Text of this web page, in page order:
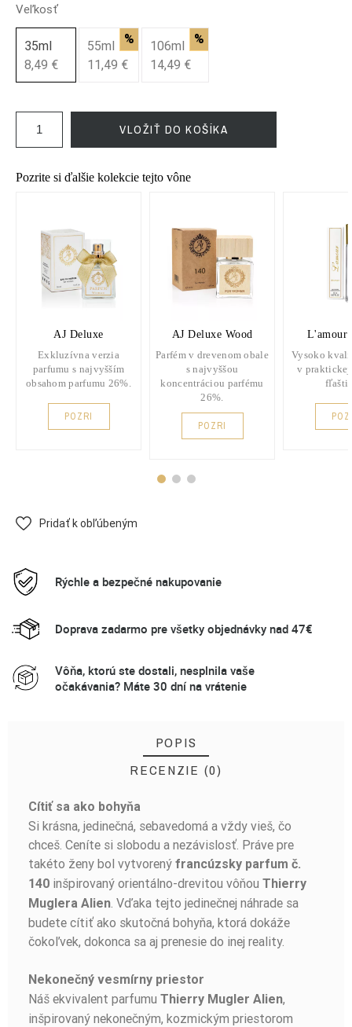
Veľkosť
35ml
8,49 €
55ml %
11,49 €
106ml %
14,49 €
VLOŽIŤ DO KOŠÍKA
Pozrite si ďalšie kolekcie tejto vône
AJ Deluxe
Exkluzívna verzia
parfumu s najvyšším
obsahom parfumu 26%.
POZRI
AJ Deluxe Wood
Parfém v drevenom obale
s najvyššou
koncentráciou parfému
26%.
POZRI
L'amour
Vysoko
v
Pridať k obľúbeným
Rýchle a bezpečné nakupovanie
Doprava zadarmo pre všetky objednávky nad 47€
Vôňa, ktorú ste dostali, nesplnila vaše
očakávania? Máte 30 dní na vrátenie
POPIS
RECENZIE (0)
Cítiť sa ako bohyňa
Si krásna, jedinečná, sebavedomá a vždy vieš, čo
chceš. Ceníte si slobodu a nezávislosť. Práve pre
takéto ženy bol vytvorený francúzsky parfum č.
140 inšpirovaný orientálno-drevitou vôňou Thierry
Muglera Alien . Vďaka tejto jedinečnej náhrade sa
budete cítiť ako skutočná bohyňa, ktorá dokáže
čokoľvek, dokonca sa aj prenesie do inej reality.
Nekonečný vesmírny priestor
Náš ekvivalent parfumu Thierry Mugler Alien,
inšpirovaný nekonečným, kozmickým priestorom
BUĎTE PRVÝ, KTO NAPÍŠE RECENZIU!